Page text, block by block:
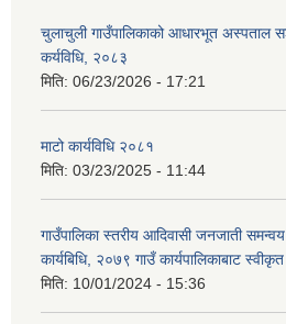
चुलाचुली गाउँपालिकाको आधारभूत अस्पताल
कर्यविधि, २०८३
मिति: 06/23/2026 - 17:21
माटो कार्यविधि २०८१
मिति: 03/23/2025 - 11:44
गाउँपालिका स्तरीय आदिवासी जनजाती
कार्यबिधि, २०७९ गाउँ कार्यपालिकाबाट
मिति: 10/01/2024 - 15:36